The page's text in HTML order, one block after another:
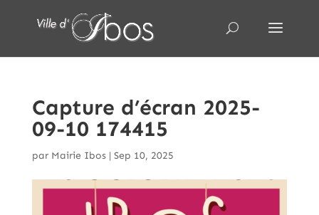
Capture d’écran 2025-
09-10 174415
par Mairie Ibos| Sep 10, 2025